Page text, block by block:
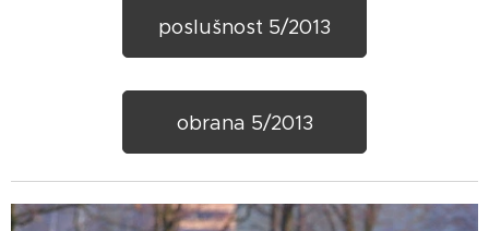
poslušnost 5/2013
obrana 5/2013